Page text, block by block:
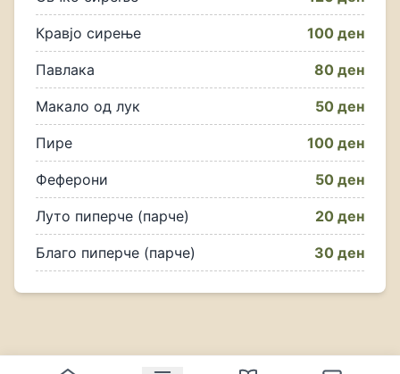
Кравјо сирење 100 ден
Павлака 80 ден
Макало од лук 50 ден
Пире 100 ден
Феферони 50 ден
Луто пиперче (парче) 20 ден
Благо пиперче (парче) 30 ден